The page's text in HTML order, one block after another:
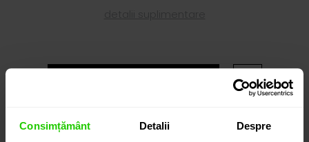
Consimțământ Detalii Despre
PROGRAMEAZĂ O ÎNTÂLNIRE